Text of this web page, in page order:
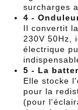
surcharges
4 -
Il convertit
230V 50Hz,
électrique
5 - La
Elle stocke
pour la
(pour